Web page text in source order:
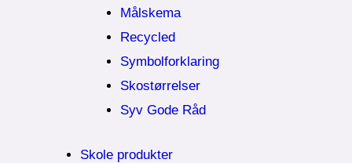
Målskema
Recycled
Symbolforklaring
Skostørrelser
Syv Gode Råd
Skole produkter